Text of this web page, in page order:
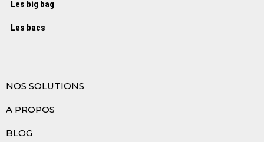
Les big bag
Les bacs
NOS SOLUTIONS
A PROPOS
BLOG